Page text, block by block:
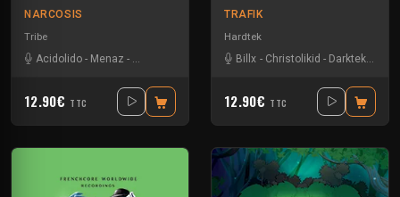
NARCOSIS
Tribe
Acidolido - Menaz - Mr Gasmask Stoornis
12.90€ TTC
TRAFIK
Hardtek
Billx - Christolikid - Darktek-
12.90€ TTC